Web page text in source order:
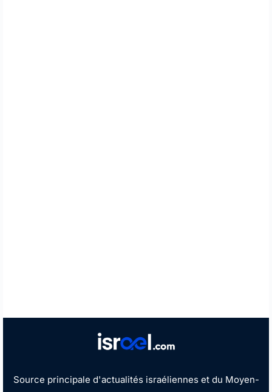
Source principale d'actualités israéliennes et du Moyen-